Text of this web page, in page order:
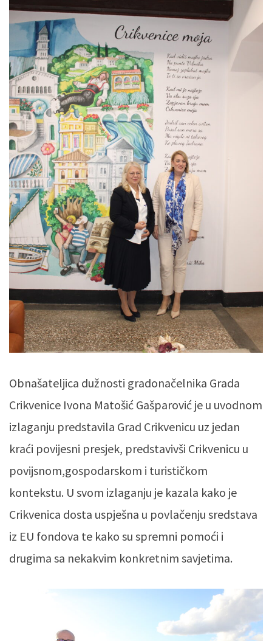
Obnašateljica dužnosti gradonačelnika Grada
Crikvenice Ivona Matošić Gašparović je u uvodnom
izlaganju predstavila Grad Crikvenicu uz jedan
kraći povijesni presjek, predstavivši Crikvenicu u
povijsnom,gospodarskom i turističkom
kontekstu. U svom izlaganju je kazala kako je
Crikvenica dosta uspješna u povlačenju sredstava
iz EU fondova te kako su spremni pomoći i
drugima sa nekakvim konkretnim savjetima.